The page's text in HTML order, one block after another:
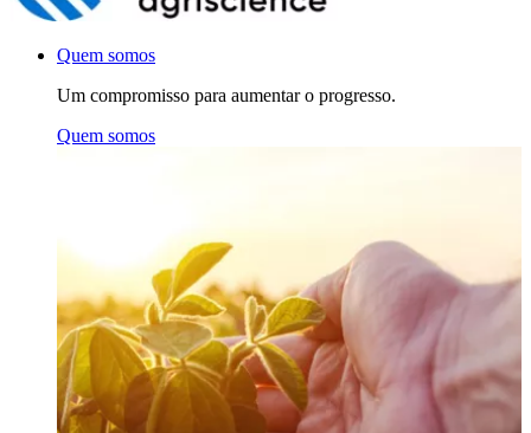
Quem somos
Um compromisso para aumentar o progresso.
Quem somos